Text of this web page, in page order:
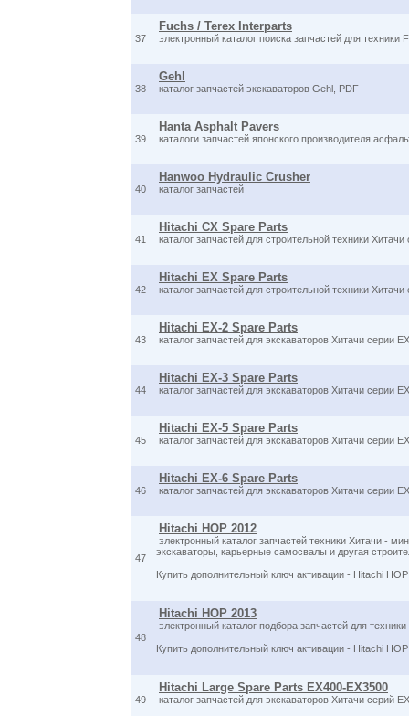
37
Fuchs / Terex Interparts
электронный каталог поиска запчастей для техники
38
Gehl
каталог запчастей экскаваторов Gehl, PDF
39
Hanta Asphalt Pavers
каталоги запчастей японского производителя
40
Hanwoo Hydraulic Crusher
каталог запчастей
41
Hitachi CX Spare Parts
каталог запчастей для строительной техники Хитачи
42
Hitachi EX Spare Parts
каталог запчастей для строительной техники Хитачи
43
Hitachi EX-2 Spare Parts
каталог запчастей для экскаваторов Хитачи серии
44
Hitachi EX-3 Spare Parts
каталог запчастей для экскаваторов Хитачи серии
45
Hitachi EX-5 Spare Parts
каталог запчастей для экскаваторов Хитачи серии
46
Hitachi EX-6 Spare Parts
каталог запчастей для экскаваторов Хитачи серии
47
Hitachi HOP 2012
электронный каталог запчастей техники Хитачи -
экскаваторы, карьерные самосвалы и другая
Купить дополнительный ключ активации - Hitachi
48
Hitachi HOP 2013
электронный каталог подбора запчастей для
Купить дополнительный ключ активации - Hitachi
49
Hitachi Large Spare Parts EX400-EX3500
каталог запчастей для экскаваторов Хитачи серий